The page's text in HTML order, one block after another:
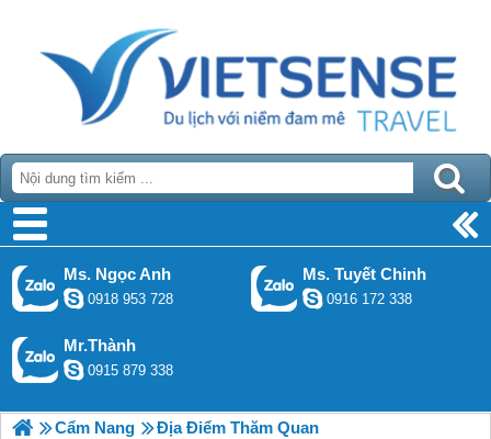
Ms. Ngọc Anh
0918 953 728
Ms. Tuyết Chinh
0916 172 338
Mr.Thành
0915 879 338
Cẩm Nang
Địa Điểm Thăm Quan